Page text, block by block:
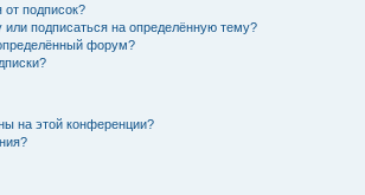
от подписок?
или подписаться на определённую тему?
форум?
на этой конференции?